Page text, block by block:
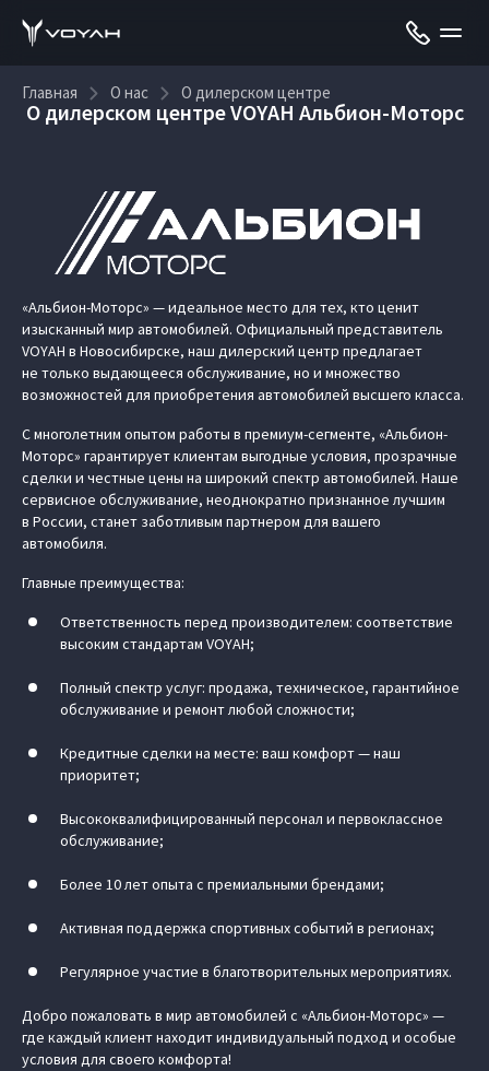
Главная О нас О дилерском центре
О дилерском центре VOYAH Альбион-Моторс
«Альбион-Моторс» — идеальное место для тех, кто ценит
изысканный мир автомобилей. Официальный представитель
VOYAH в Новосибирске, наш дилерский центр предлагает
не только выдающееся обслуживание, но и множество
возможностей для приобретения автомобилей высшего класса.
С многолетним опытом работы в премиум-сегменте, «Альбион-
Моторс» гарантирует клиентам выгодные условия, прозрачные
сделки и честные цены на широкий спектр автомобилей. Наше
сервисное обслуживание, неоднократно признанное лучшим
в России, станет заботливым партнером для вашего
автомобиля.
Главные преимущества:
Ответственность перед производителем: соответствие
высоким стандартам VOYAH;
Полный спектр услуг: продажа, техническое, гарантийное
обслуживание и ремонт любой сложности;
Кредитные сделки на месте: ваш комфорт — наш
приоритет;
Высококвалифицированный персонал и первоклассное
обслуживание;
Более 10 лет опыта с премиальными брендами;
Активная поддержка спортивных событий в регионах;
Регулярное участие в благотворительных мероприятиях.
Добро пожаловать в мир автомобилей с «Альбион-Моторс» —
где каждый клиент находит индивидуальный подход и особые
условия для своего комфорта!